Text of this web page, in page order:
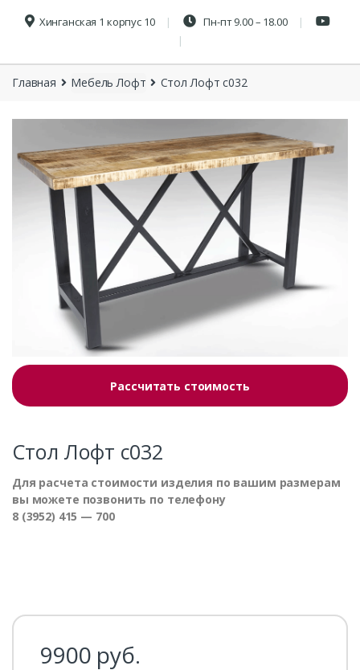
Хинганская 1 корпус 10 Пн-пт 9.00 – 18.00
Главная Мебель Лофт Стол Лофт с032
Рассчитать стоимость
Стол Лофт с032
Для расчета стоимости изделия по вашим размерам
вы можете позвонить по телефону
8 (3952) 415 — 700
9900 руб.